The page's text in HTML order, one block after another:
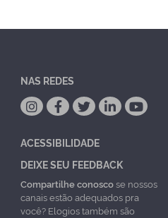
NAS REDES
ACESSIBILIDADE
DEIXE SEU FEEDBACK
Compartilhe conoscose nossos
canais estão adequados pra
você? Elogios também são